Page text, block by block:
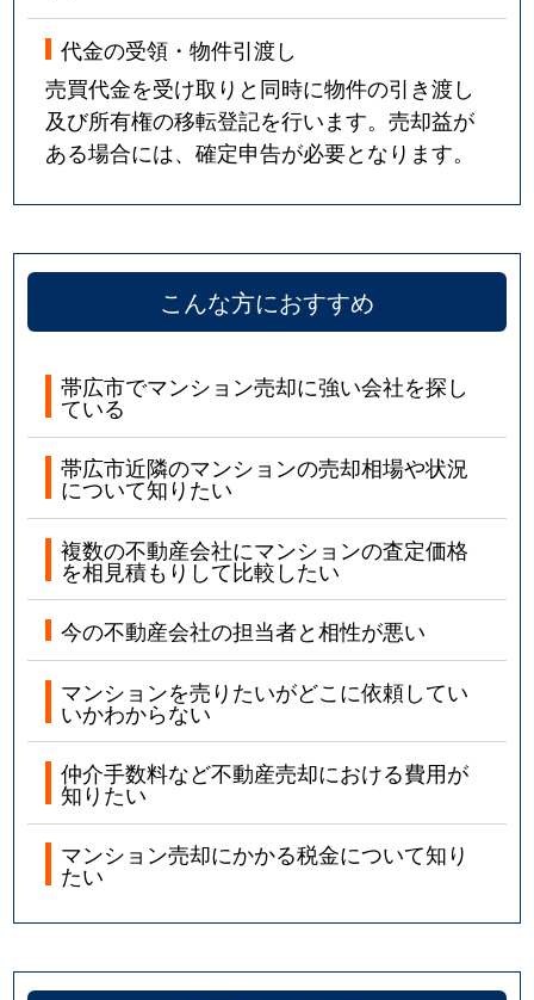
代金の受領・物件引渡し
売買代金を受け取りと同時に物件の引き渡し
及び所有権の移転登記を行います。売却益が
ある場合には、確定申告が必要となります。
こんな方におすすめ
帯広市でマンション売却に強い会社を探し
ている
帯広市近隣のマンションの売却相場や状況
について知りたい
複数の不動産会社にマンションの査定価格
を相見積もりして比較したい
今の不動産会社の担当者と相性が悪い
マンションを売りたいがどこに依頼してい
いかわからない
仲介手数料など不動産売却における費用が
知りたい
マンション売却にかかる税金について知り
たい